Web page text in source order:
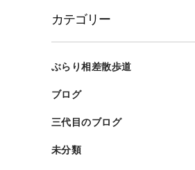
カテゴリー
ぶらり相差散歩道
ブログ
三代目のブログ
未分類